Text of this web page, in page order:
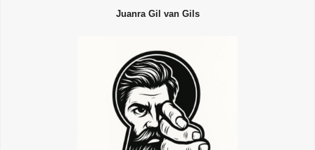
Juanra Gil van Gils